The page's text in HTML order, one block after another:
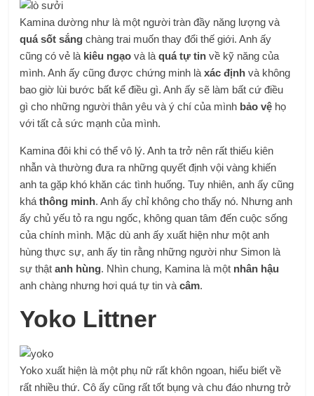
Kamina dường như là một người tràn đầy năng lượng và
quá sốt sắng chàng trai muốn thay đổi thế giới. Anh ấy
cũng có vẻ là kiêu ngạovà làquá tự tin về kỹ năng của
mình. Anh ấy cũng được chứng minh làxác địnhvà không
bao giờ lùi bước bất kể điều gì. Anh ấy sẽ làm bất cứ điều
gì cho những người thân yêu và ý chí của mình bảo vệ họ
với tất cả sức mạnh của mình.
Kamina đôi khi có thể vô lý. Anh ta trở nên rất thiếu kiên
nhẫn và thường đưa ra những quyết định vội vàng khiến
anh ta gặp khó khăn các tình huống. Tuy nhiên, anh ấy cũng
kháthông minh. Anh ấy chỉ không cho thấy nó. Nhưng anh
ấy chủ yếu tỏ ra ngu ngốc, không quan tâm đến cuộc sống
của chính mình. Mặc dù anh ấy xuất hiện như một anh
hùng thực sự, anh ấy tin rằng những người như Simon là
sự thậtanh hùng. Nhìn chung, Kamina là một nhân hậu
anh chàng nhưng hơi quá tự tin vàcâm.
Yoko Littner
Yoko xuất hiện là một phụ nữ rất khôn ngoan, hiểu biết về
rất nhiều thứ. Cô ấy cũng rất tốt bụng và chu đáo nhưng trở